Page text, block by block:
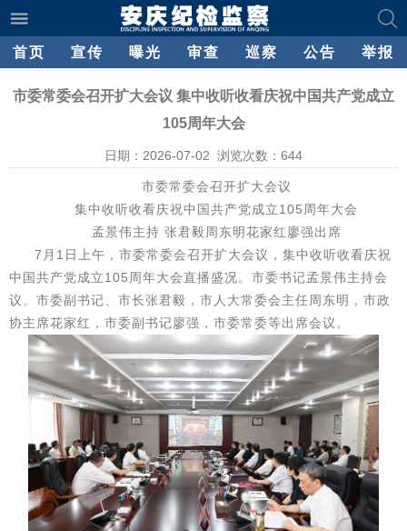
首页 宣传 曝光 审查 巡察 公告 举报
市委常委会召开扩大会议 集中收听收看庆祝中国共产党成立
105周年大会
日期：2026-07-02 浏览次数： 644
市委常委会召开扩大会议
集中收听收看庆祝中国共产党成立105周年大会
孟景伟主持 张君毅周东明花家红廖强出席
7月1日上午，市委常委会召开扩大会议，集中收听收看庆祝
中国共产党成立105周年大会直播盛况。市委书记孟景伟主持会
议。市委副书记、市长张君毅，市人大常委会主任周东明，市政
协主席花家红，市委副书记廖强，市委常委等出席会议。